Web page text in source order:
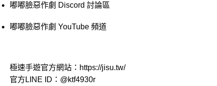
嘟嘟臉惡作劇 Discord 討論區
嘟嘟臉惡作劇 YouTube 頻道
極速手遊官方網站： https://jisu.tw/
官方LINE ID： @ktf4930r